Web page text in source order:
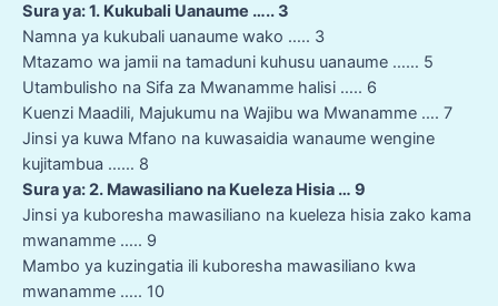
Sura ya: 1. Kukubali Uanaume ….. 3
Namna ya kukubali uanaume wako ….. 3
Mtazamo wa jamii na tamaduni kuhusu uanaume …… 5
Utambulisho na Sifa za Mwanamme halisi ….. 6
Kuenzi Maadili, Majukumu na Wajibu wa Mwanamme …. 7
Jinsi ya kuwa Mfano na kuwasaidia wanaume wengine
kujitambua …… 8
Sura ya: 2. Mawasiliano na Kueleza Hisia … 9
Jinsi ya kuboresha mawasiliano na kueleza hisia zako kama
mwanamme ….. 9
Mambo ya kuzingatia ili kuboresha mawasiliano kwa
mwanamme ….. 10